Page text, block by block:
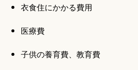
衣食住にかかる費用
医療費
子供の養育費、教育費